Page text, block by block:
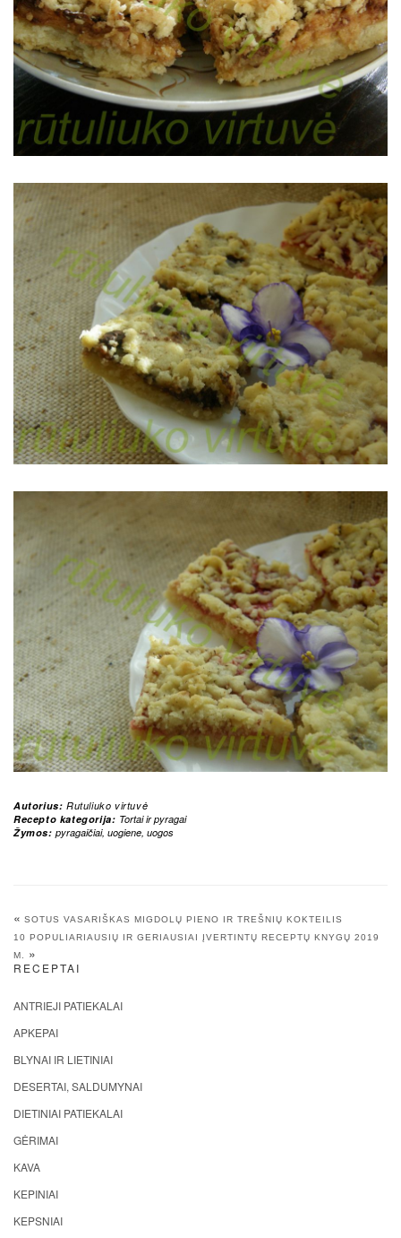
Autorius: Rutuliuko virtuvė
Recepto kategorija: Tortai ir pyragai
Žymos:pyragaičiai,uogiene,uogos
« SOTUS VASARIŠKAS MIGDOLŲ PIENO IR TREŠNIŲ KOKTEILIS
10 POPULIARIAUSIŲ IR GERIAUSIAI ĮVERTINTŲ RECEPTŲ KNYGŲ 2019
M.
»
RECEPTAI
ANTRIEJI PATIEKALAI
APKEPAI
BLYNAI IR LIETINIAI
DESERTAI, SALDUMYNAI
DIETINIAI PATIEKALAI
GĖRIMAI
KAVA
KEPINIAI
KEPSNIAI